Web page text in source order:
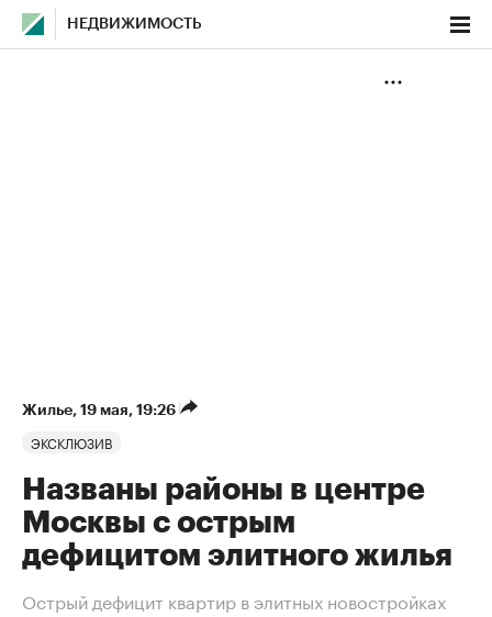
НЕДВИЖИМОСТЬ
Жилье⁠, 19 мая, 19:26
ЭКСКЛЮЗИВ
Названы районы в центре
Москвы с острым
дефицитом элитного жилья
Острый дефицит квартир в элитных новостройках